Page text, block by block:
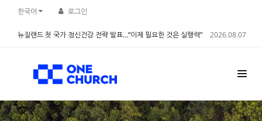
한국어 로그인
뉴질랜드 첫 국가 정신건강 전략 발표…“이제 필요한 것은 실행력” 2026.08.07
Sketchbook5, 스케치북5